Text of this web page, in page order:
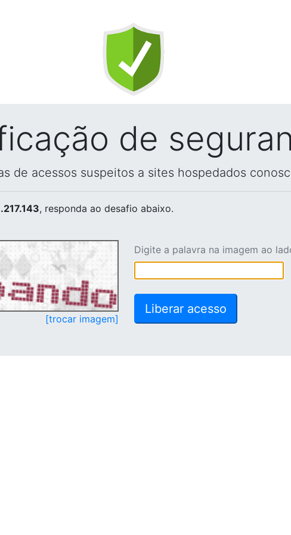
de
de acessos suspeitos a sites hospedados
, responda ao desafio abaixo.
[trocar imagem]
Digite a palavra na imagem ao